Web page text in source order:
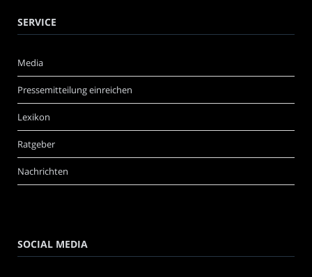
SERVICE
Media
Pressemitteilung einreichen
Lexikon
Ratgeber
Nachrichten
SOCIAL MEDIA